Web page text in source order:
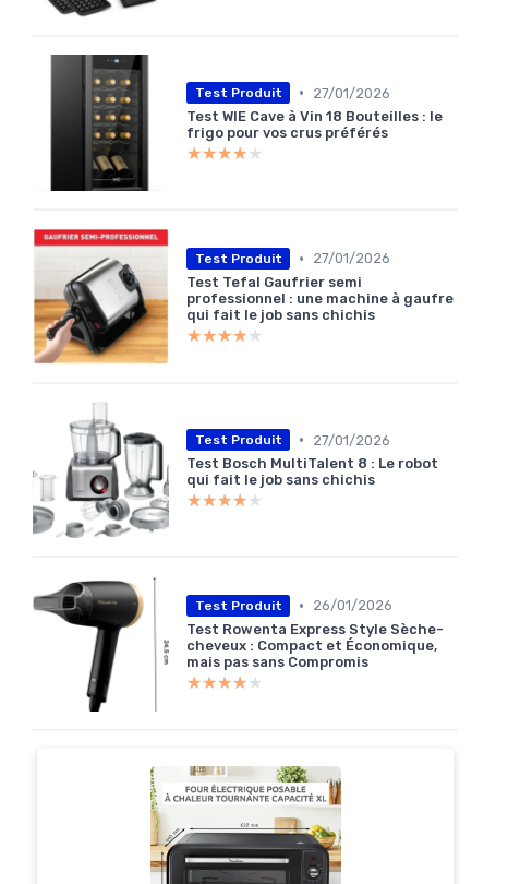
Test Produit •
27/01/2026
Test WIE Cave à Vin 18 Bouteilles : le
frigo pour vos crus préférés
★★★★★
★★★★★
Test Produit •
27/01/2026
Test Tefal Gaufrier semi
professionnel : une machine à gaufre
qui fait le job sans chichis
★★★★★
★★★★★
Test Produit •
27/01/2026
Test Bosch MultiTalent 8 : Le robot
qui fait le job sans chichis
★★★★★
★★★★★
Test Produit •
26/01/2026
Test Rowenta Express Style Sèche-
cheveux : Compact et Économique,
mais pas sans Compromis
★★★★★
★★★★★